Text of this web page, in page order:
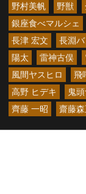
野村美帆
野獣
銀座食べマルシェ
長津 宏文
長淵
陽太
雷神古俣
風間ヤスヒロ
飛
高野 ヒデキ
鬼
齊藤 一昭
齋藤